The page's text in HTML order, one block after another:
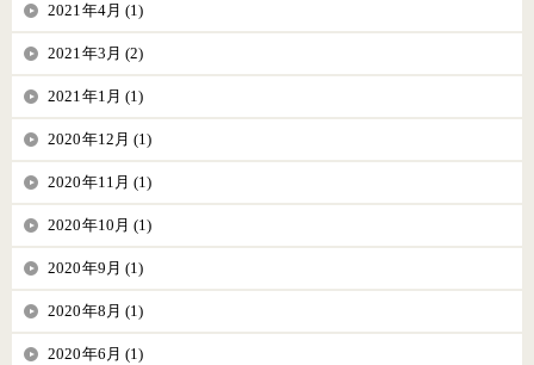
2021年4月 (1)
2021年3月 (2)
2021年1月 (1)
2020年12月 (1)
2020年11月 (1)
2020年10月 (1)
2020年9月 (1)
2020年8月 (1)
2020年6月 (1)